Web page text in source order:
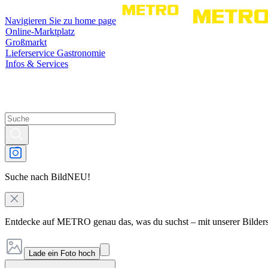
Navigieren Sie zu home page
Online-Marktplatz
Großmarkt
Lieferservice Gastronomie
Infos & Services
Suche nach BildNEU!
Entdecke auf METRO genau das, was du suchst – mit unserer
Lade ein Foto hoch